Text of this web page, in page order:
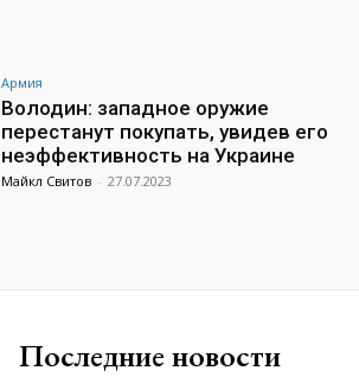
Армия
Володин: западное оружие
перестанут покупать, увидев его
неэффективность на Украине
Майкл Свитов - 27.07.2023
Последние новости